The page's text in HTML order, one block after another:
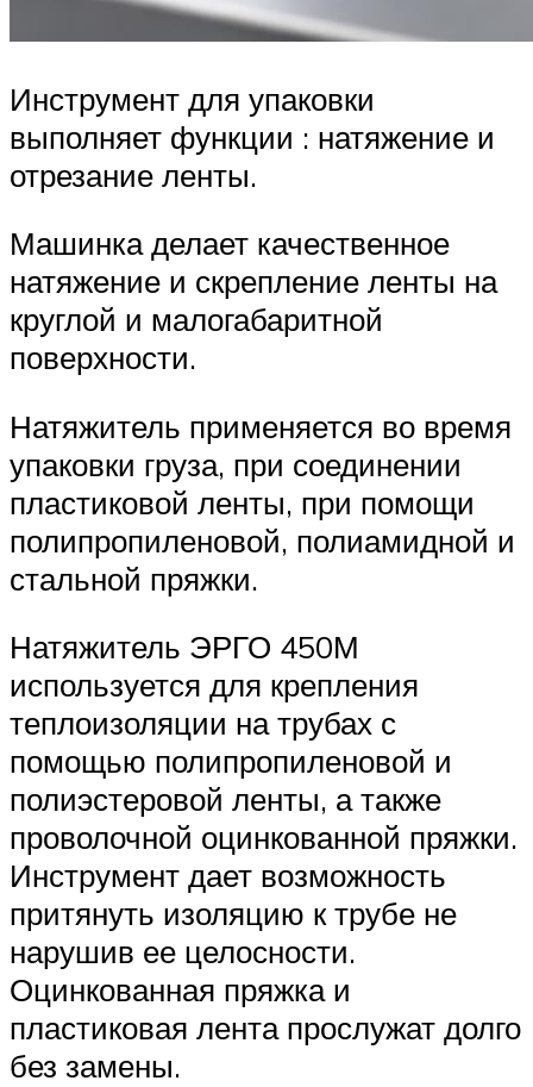
Инструмент для упаковки
выполняет функции : натяжение и
отрезание ленты.
Машинка делает качественное
натяжение и скрепление ленты на
круглой и малогабаритной
поверхности.
Натяжитель применяется во время
упаковки груза, при соединении
пластиковой ленты, при помощи
полипропиленовой, полиамидной и
стальной пряжки.
Натяжитель ЭРГО 450М
используется для крепления
теплоизоляции на трубах с
помощью полипропиленовой и
полиэстеровой ленты, а также
проволочной оцинкованной пряжки.
Инструмент дает возможность
притянуть изоляцию к трубе не
нарушив ее целосности.
Оцинкованная пряжка и
пластиковая лента прослужат долго
без замены.